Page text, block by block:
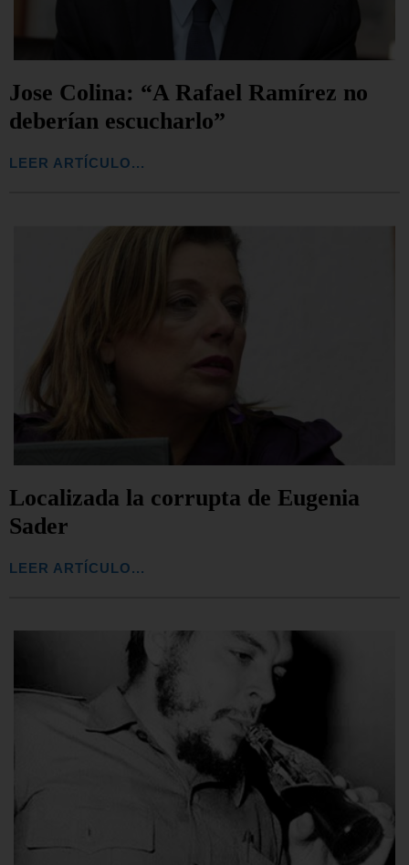
Jose Colina: “A Rafael Ramírez no
deberían escucharlo”
LEER ARTÍCULO...
Localizada la corrupta de Eugenia
Sader
LEER ARTÍCULO...